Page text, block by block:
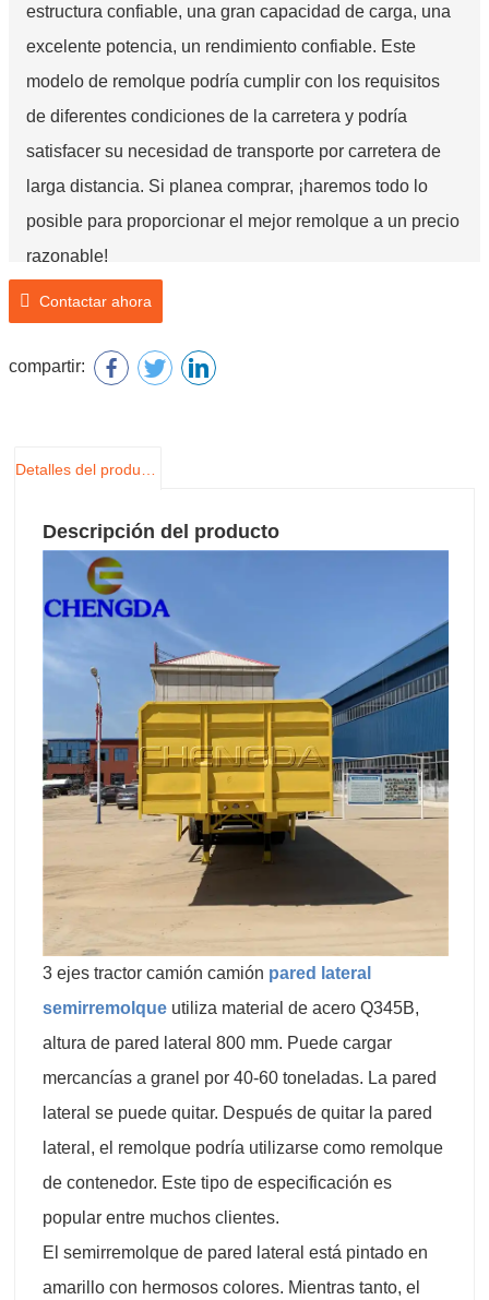
estructura confiable, una gran capacidad de carga, una
excelente potencia, un rendimiento confiable. Este
modelo de remolque podría cumplir con los requisitos
de diferentes condiciones de la carretera y podría
satisfacer su necesidad de transporte por carretera de
larga distancia. Si planea comprar, ¡haremos todo lo
posible para proporcionar el mejor remolque a un precio
razonable!
Contactar ahora
compartir:
Descripción del producto
3 ejes tractor camión camión pared lateral
semirremolque utiliza material de acero Q345B,
altura de pared lateral 800 mm. Puede cargar
mercancías a granel por 40-60 toneladas. La pared
lateral se puede quitar. Después de quitar la pared
lateral, el remolque podría utilizarse como remolque
de contenedor. Este tipo de especificación es
popular entre muchos clientes.
El semirremolque de pared lateral está pintado en
amarillo con hermosos colores. Mientras tanto, el